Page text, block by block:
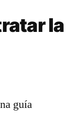
la
guía